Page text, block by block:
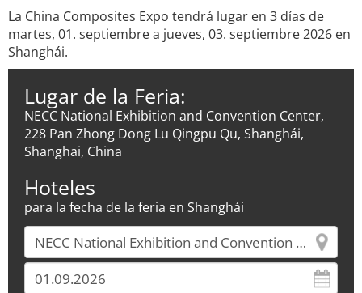
La China Composites Expo tendrá lugar en 3 días de
martes, 01. septiembre a jueves, 03. septiembre 2026 en
Shanghái.
Lugar de la Feria:
NECC National Exhibition and Convention Center,
228 Pan Zhong Dong Lu Qingpu Qu, Shanghái,
Shanghai, China
Hoteles
para la fecha de la feria en Shanghái